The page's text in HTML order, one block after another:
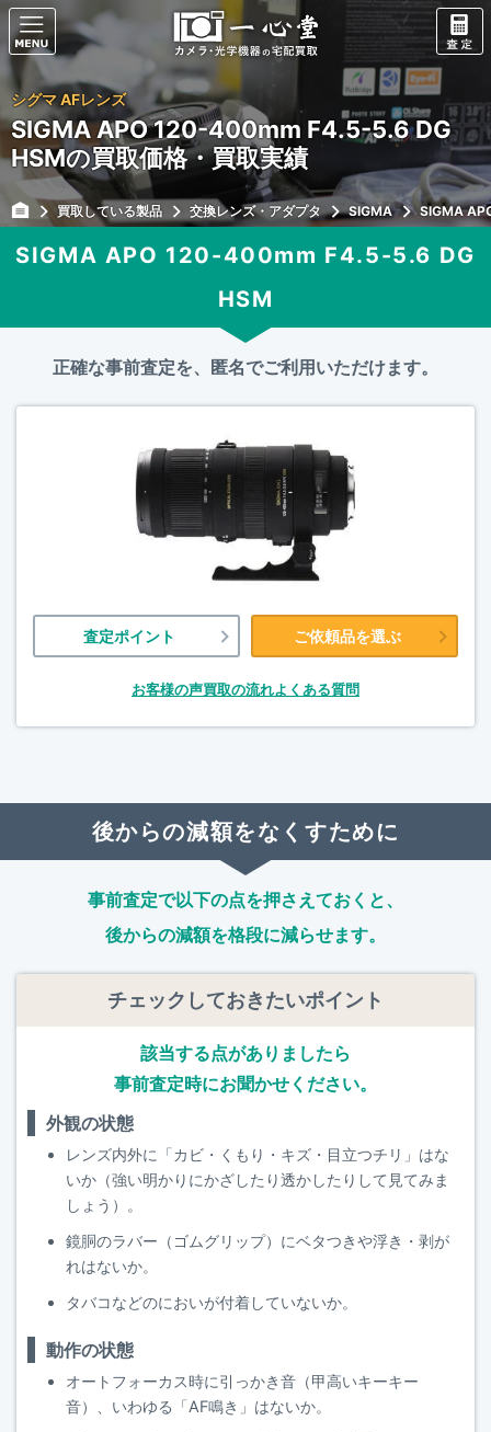
シグマ AFレンズ
SIGMA APO 120-400mm F4.5-5.6 DG
HSMの買取価格・買取実績
買取している製品 交換レンズ・アダプタ SIGMA SIGMA
SIGMA APO 120-400mm F4.5-5.6 DG
HSM
正確な事前査定を、匿名でご利用いただけます。
査定ポイント ご依頼品を選ぶ
お客様の声買取の流れよくある質問
後からの減額をなくすために
事前査定で以下の点を押さえておくと、
後からの減額を格段に減らせます。
チェックしておきたいポイント
該当する点がありましたら
事前査定時にお聞かせください。
外観の状態
レンズ内外に「カビ・くもり・キズ・目立つチリ」はな
いか（強い明かりにかざしたり透かしたりして見てみま
しょう）。
鏡胴のラバー（ゴムグリップ）にベタつきや浮き・剥が
れはないか。
タバコなどのにおいが付着していないか。
動作の状態
オートフォーカス時に引っかき音（甲高いキーキー
音）、いわゆる「AF鳴き」はないか。